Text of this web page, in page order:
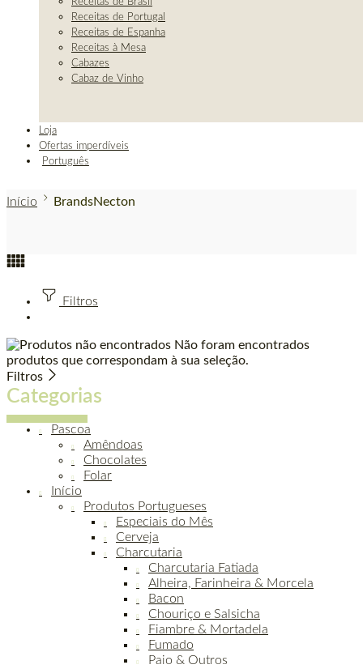
Receitas de Brasil
Receitas de Portugal
Receitas de Espanha
Receitas à Mesa
Cabazes
Cabaz de Vinho
Loja
Ofertas imperdíveis
Português
Início BrandsNecton
Filtros
Não foram encontrados
produtos que correspondam à sua seleção.
Filtros
Categorias
Pascoa
Amêndoas
Chocolates
Folar
Início
Produtos Portugueses
Especiais do Mês
Cerveja
Charcutaria
Charcutaria Fatiada
Alheira, Farinheira & Morcela
Bacon
Chouriço e Salsicha
Fiambre & Mortadela
Fumado
Paio & Outros